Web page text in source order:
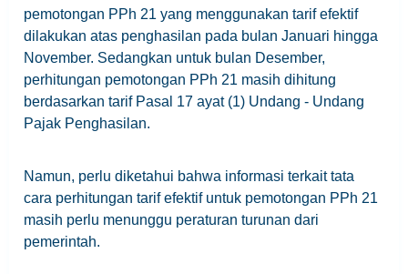
pemotongan PPh 21 yang menggunakan tarif efektif
dilakukan atas penghasilan pada bulan Januari hingga
November. Sedangkan untuk bulan Desember,
perhitungan pemotongan PPh 21 masih dihitung
berdasarkan tarif Pasal 17 ayat (1) Undang - Undang
Pajak Penghasilan.
Namun, perlu diketahui bahwa informasi terkait tata
cara perhitungan tarif efektif untuk pemotongan PPh 21
masih perlu menunggu peraturan turunan dari
pemerintah.